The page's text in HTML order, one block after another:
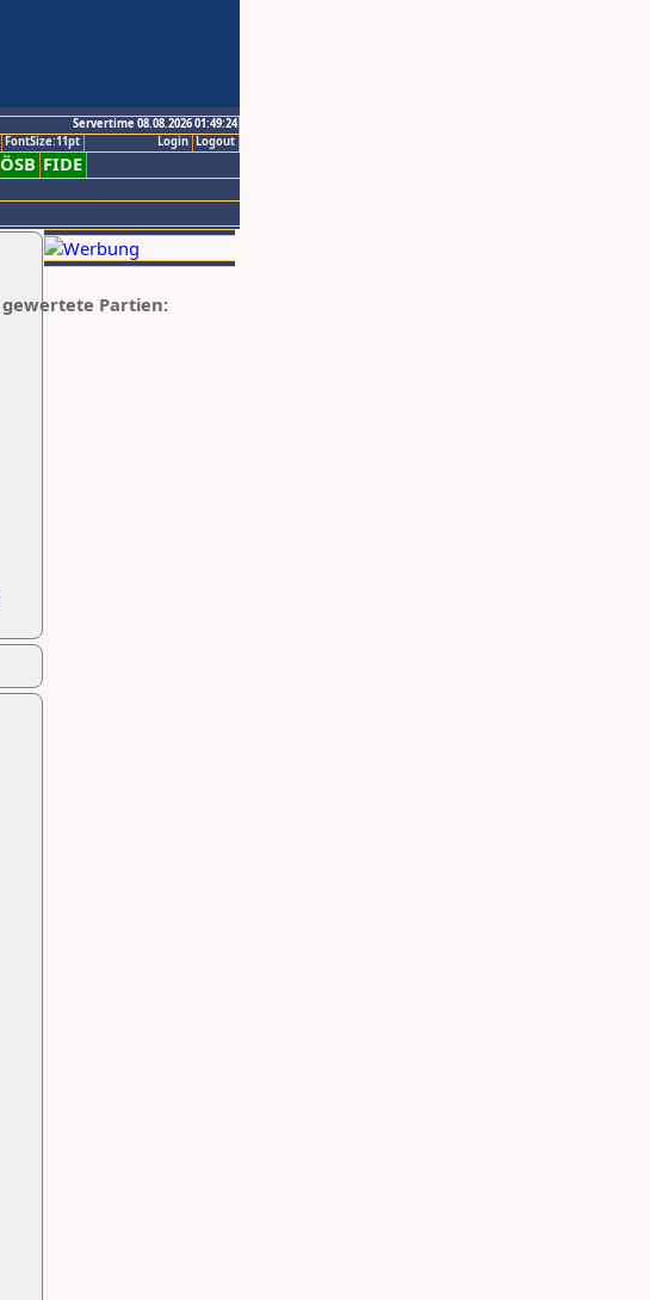
Servertime 08.08.2026 01:49:24
Logout
Login
FontSize:11pt
ÖSB FIDE
gewertete Partien: